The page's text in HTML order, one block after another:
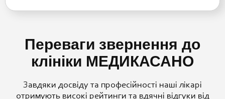
Переваги звернення до
клініки МЕДИКАСАНО
Завдяки досвіду та професійності наші лікарі
отримують високі рейтинги та вдячні відгуки від